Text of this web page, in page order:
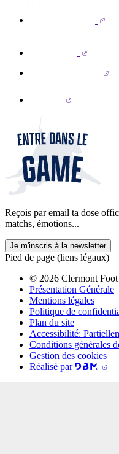
Reçois par email ta dose
matchs, émotions...
Je m'inscris à la newsletter
Pied de page (liens légaux)
© 2026 Clermont
Présentation Générale
Mentions légales
Politique de
Plan du site
Accessibilité:
Conditions générales
Gestion des cookies
Réalisé par